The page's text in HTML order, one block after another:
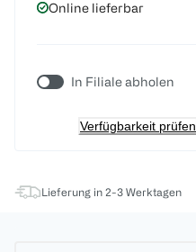
Online lieferbar
In Filiale abholen
Verfügbarkeit prüfen
Lieferung in 2-3 Werktagen